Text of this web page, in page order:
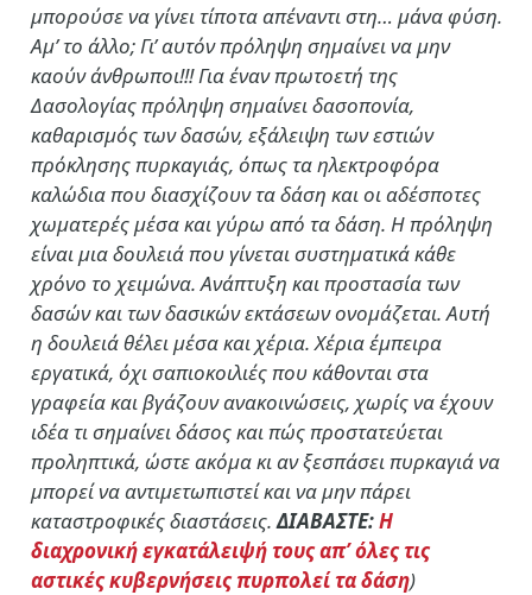
μπορούσε να γίνει τίποτα απέναντι στη… μάνα φύση.
Αμ’ το άλλο; Γι’ αυτόν πρόληψη σημαίνει να μην
καούν άνθρωποι!!! Για έναν πρωτοετή της
Δασολογίας πρόληψη σημαίνει δασοπονία,
καθαρισμός των δασών, εξάλειψη των εστιών
πρόκλησης πυρκαγιάς, όπως τα ηλεκτροφόρα
καλώδια που διασχίζουν τα δάση και οι αδέσποτες
χωματερές μέσα και γύρω από τα δάση. Η πρόληψη
είναι μια δουλειά που γίνεται συστηματικά κάθε
χρόνο το χειμώνα. Ανάπτυξη και προστασία των
δασών και των δασικών εκτάσεων ονομάζεται. Αυτή
η δουλειά θέλει μέσα και χέρια. Χέρια έμπειρα
εργατικά, όχι σαπιοκοιλιές που κάθονται στα
γραφεία και βγάζουν ανακοινώσεις, χωρίς να έχουν
ιδέα τι σημαίνει δάσος και πώς προστατεύεται
προληπτικά, ώστε ακόμα κι αν ξεσπάσει πυρκαγιά να
μπορεί να αντιμετωπιστεί και να μην πάρει
καταστροφικές διαστάσεις.ΔΙΑΒΑΣΤΕ:Η
διαχρονική εγκατάλειψή τους απ’ όλες τις
αστικές κυβερνήσεις πυρπολεί τα δάση)